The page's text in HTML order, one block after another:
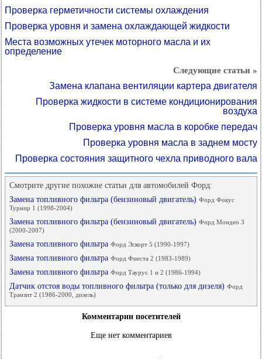
Проверка герметичности системы охлаждения
Проверка уровня и замена охлаждающей жидкости
Места возможных утечек моторного масла и их
определение
Следующие статьи »
Замена клапана вентиляции картера двигателя
Проверка жидкости в системе кондиционирования
воздуха
Проверка уровня масла в коробке передач
Проверка уровня масла в заднем мосту
Проверка состояния защитного чехла приводного вала
Смотрите другие похожие статьи для автомобилей Форд:
Замена топливного фильтра (бензиновый двигатель) Форд Фокус
Турнир 1 (1998-2004)
Замена топливного фильтра (бензиновый двигатель) Форд Мондео 3
(2000-2007)
Замена топливного фильтра Форд Эскорт 5 (1990-1997)
Замена топливного фильтра Форд Фиеста 2 (1983-1989)
Замена топливного фильтра Форд Таурус 1 и 2 (1986-1994)
Датчик отстоя воды топливного фильтра (только для дизеля) Форд
Транзит 2 (1986-2000, дизель)
Комментарии посетителей
Еще нет комментариев